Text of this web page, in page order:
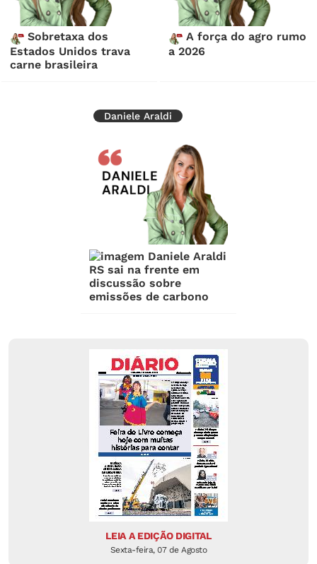
Sobretaxa dos
Estados Unidos trava
carne brasileira
A força do agro rumo
a 2026
Daniele Araldi
RS sai na frente em
discussão sobre
emissões de carbono
LEIA A EDIÇÃO DIGITAL
Sexta-feira, 07 de Agosto